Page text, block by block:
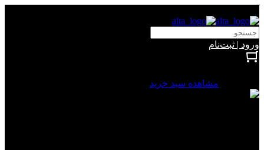
ورود | ثبت‌نام
مشاهده سبد خرید